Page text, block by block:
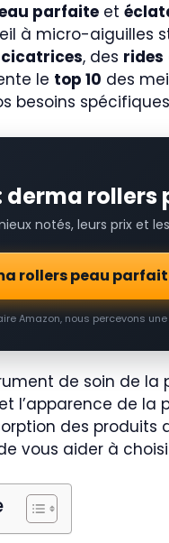
parfaite et
à micro-aiguilles
cicatrices, des rides
le top 10 des
besoins
derma
notés, leurs prix et
rollers peau
Amazon, nous percevons
de soin de
l’apparence de
des produits
vous aider à